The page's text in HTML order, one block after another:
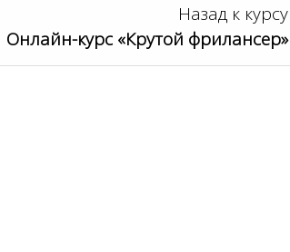
Назад к курсу
Онлайн-курс «Крутой фрилансер»